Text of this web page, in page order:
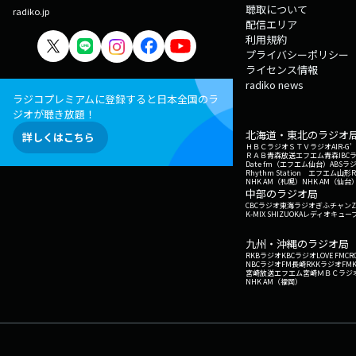
radiko.jp
ラジコプレミアムに登録すると日本全国のラ
ジオが聴き放題！
詳しくはこちら
聴取について
配信エリア
利用規約
プライバシーポリシー
ライセンス情報
radiko news
北海道・東北のラジオ
ＨＢＣラジオＳＴＶラジオAIR-G'
ＲＡＢ青森放送エフエム青森IBC
Date fm（エフエム仙台） ABSラ
Rhythm Station エフエム山形
NHK AM（札幌） NHK AM（仙台
中部のラジオ局
CBCラジオ東海ラジオぎふチャン
K-MIX SHIZUOKAレディオキュー
九州・沖縄のラジオ局
RKBラジオKBCラジオLOVE FM
NBCラジオFM長崎RKKラジオ
宮崎放送エフエム宮崎ＭＢＣラジ
NHK AM（福岡）